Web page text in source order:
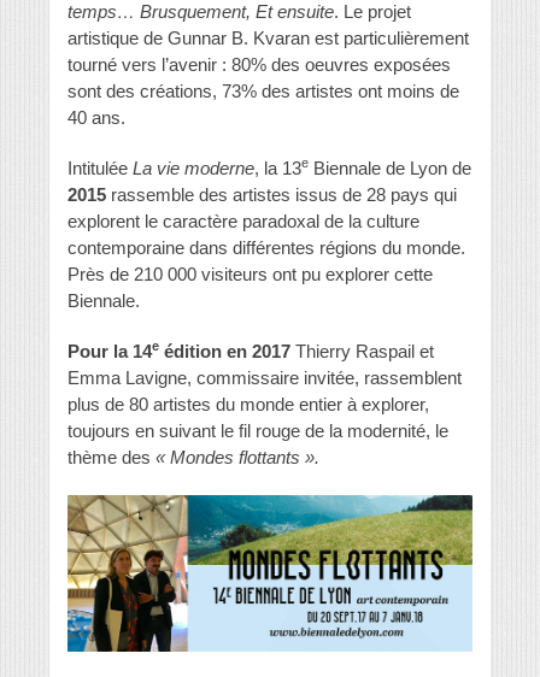
temps… Brusquement, Et ensuite. Le projet
artistique de Gunnar B. Kvaran est particulièrement
tourné vers l’avenir : 80% des oeuvres exposées
sont des créations, 73% des artistes ont moins de
40 ans.
Intitulée La vie moderne, la 13e Biennale de Lyon de
2015 rassemble des artistes issus de 28 pays qui
explorent le caractère paradoxal de la culture
contemporaine dans différentes régions du monde.
Près de 210 000 visiteurs ont pu explorer cette
Biennale.
Pour la 14e édition en 2017 Thierry Raspail et
Emma Lavigne, commissaire invitée, rassemblent
plus de 80 artistes du monde entier à explorer,
toujours en suivant le fil rouge de la modernité, le
thème des « Mondes flottants ».